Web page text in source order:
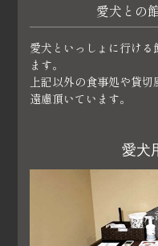
愛犬との
愛犬といっしょに行ける
ます。
上記以外の食事処や貸
遠慮頂いています。
愛犬